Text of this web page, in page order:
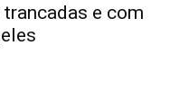
e com